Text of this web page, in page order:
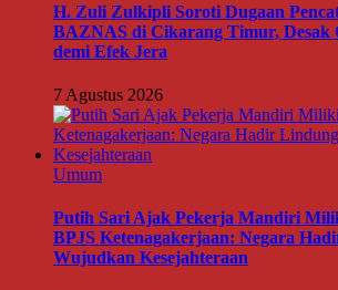
H. Zuli Zulkipli Soroti Dugaan
BAZNAS di Cikarang Timur, Desak
demi Efek Jera
7 Agustus 2026
Umum
Putih Sari Ajak Pekerja Mandiri
BPJS Ketenagakerjaan: Negara
Wujudkan Kesejahteraan